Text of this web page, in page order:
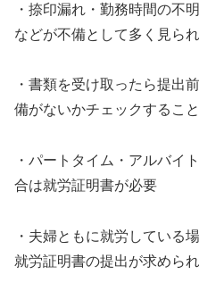
・捺印漏れ・勤務時間の不
などが不備として多く見ら
・書類を受け取ったら提出
備がないかチェックするこ
・パートタイム・アルバイ
合は就労証明書が必要
・夫婦ともに就労している
就労証明書の提出が求めら